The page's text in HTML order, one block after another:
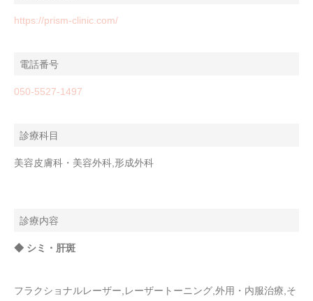
https://prism-clinic.com/
電話番号
050-5527-1497
診療科目
美容皮膚科・美容外科,形成外科
診療内容
◆ シミ・肝斑
フラクショナルレーザー,レーザートーニング,外用・内服治療,そ